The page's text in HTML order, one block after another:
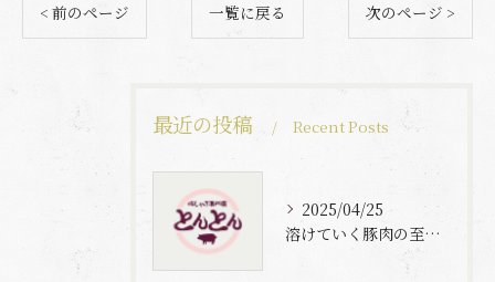
< 前のページ 一覧に戻る 次のページ >
最近の投稿 Recent Posts
2025/04/25
溶けていく豚肉の至福体験